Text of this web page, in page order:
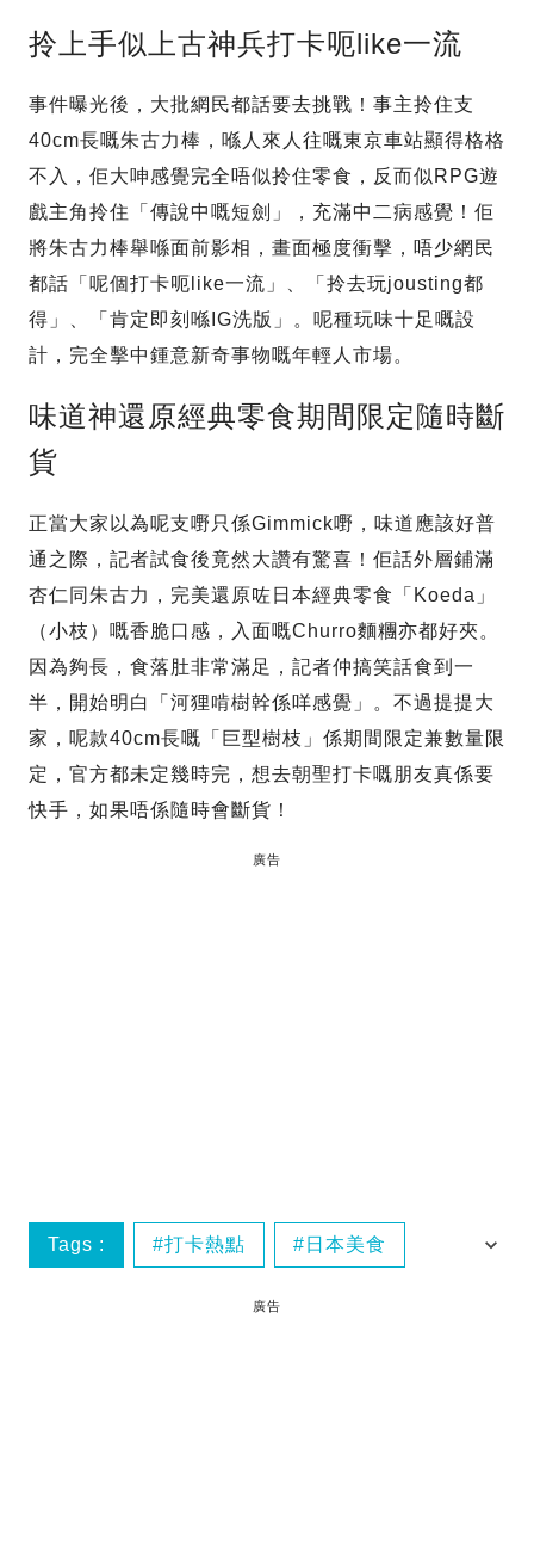
拎上手似上古神兵打卡呃like一流
事件曝光後，大批網民都話要去挑戰！事主拎住支
40cm長嘅朱古力棒，喺人來人往嘅東京車站顯得格格
不入，佢大呻感覺完全唔似拎住零食，反而似RPG遊
戲主角拎住「傳說中嘅短劍」，充滿中二病感覺！佢
將朱古力棒舉喺面前影相，畫面極度衝擊，唔少網民
都話「呢個打卡呃like一流」、「拎去玩jousting都
得」、「肯定即刻喺IG洗版」。呢種玩味十足嘅設
計，完全擊中鍾意新奇事物嘅年輕人市場。
味道神還原經典零食期間限定隨時斷
貨
正當大家以為呢支嘢只係Gimmick嘢，味道應該好普
通之際，記者試食後竟然大讚有驚喜！佢話外層鋪滿
杏仁同朱古力，完美還原咗日本經典零食「Koeda」
（小枝）嘅香脆口感，入面嘅Churro麵糰亦都好夾。
因為夠長，食落肚非常滿足，記者仲搞笑話食到一
半，開始明白「河狸啃樹幹係咩感覺」。不過提提大
家，呢款40cm長嘅「巨型樹枝」係期間限定兼數量限
定，官方都未定幾時完，想去朝聖打卡嘅朋友真係要
快手，如果唔係隨時會斷貨！
廣告
Tags : 打卡熱點 日本美食
廣告